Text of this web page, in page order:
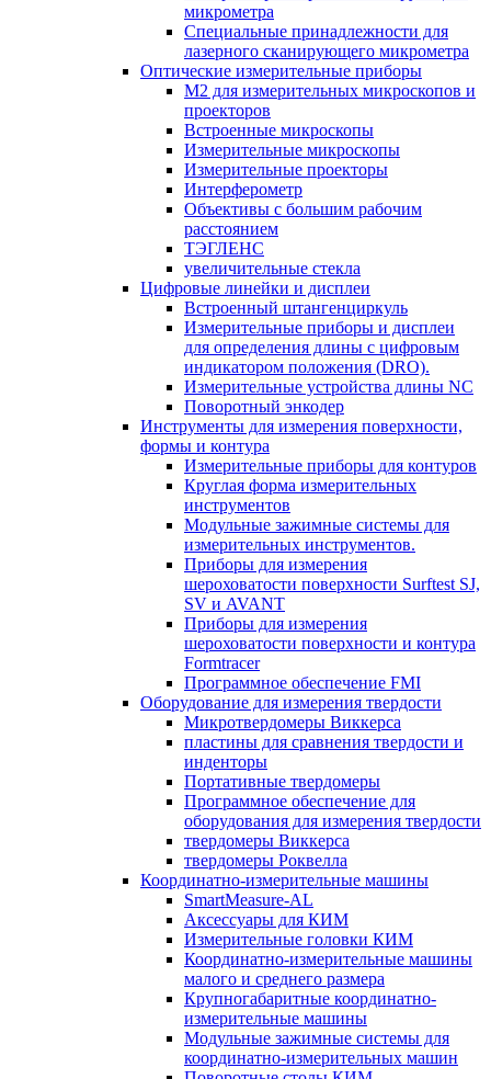
микрометра
Специальные принадлежности для
лазерного сканирующего микрометра
Оптические измерительные приборы
M2 для измерительных микроскопов и
проекторов
Встроенные микроскопы
Измерительные микроскопы
Измерительные проекторы
Интерферометр
Объективы с большим рабочим
расстоянием
ТЭГЛЕНС
увеличительные стекла
Цифровые линейки и дисплеи
Встроенный штангенциркуль
Измерительные приборы и дисплеи
для определения длины с цифровым
индикатором положения (DRO).
Измерительные устройства длины NC
Поворотный энкодер
Инструменты для измерения поверхности,
формы и контура
Измерительные приборы для контуров
Круглая форма измерительных
инструментов
Модульные зажимные системы для
измерительных инструментов.
Приборы для измерения
шероховатости поверхности Surftest SJ,
SV и AVANT
Приборы для измерения
шероховатости поверхности и контура
Formtracer
Программное обеспечение FMI
Оборудование для измерения твердости
Микротвердомеры Виккерса
пластины для сравнения твердости и
инденторы
Портативные твердомеры
Программное обеспечение для
оборудования для измерения твердости
твердомеры Виккерса
твердомеры Роквелла
Координатно-измерительные машины
SmartMeasure-AL
Аксессуары для КИМ
Измерительные головки КИМ
Координатно-измерительные машины
малого и среднего размера
Крупногабаритные координатно-
измерительные машины
Модульные зажимные системы для
координатно-измерительных машин